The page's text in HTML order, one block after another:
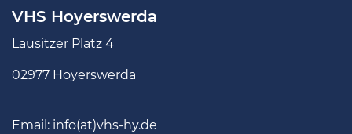
VHS Hoyerswerda
Lausitzer Platz 4
02977 Hoyerswerda
Email: info(at)vhs-hy.de